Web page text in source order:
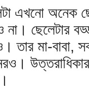
এখনো অনেক
না। ছেলেটার
তার মা-